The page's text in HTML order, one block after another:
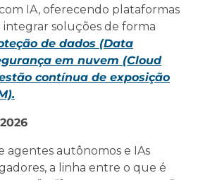
IA, oferecendo plataformas
soluções de forma
de dados (Data
em nuvem (Cloud
contínua de exposição
agentes autônomos e IAs
a linha entre o que é